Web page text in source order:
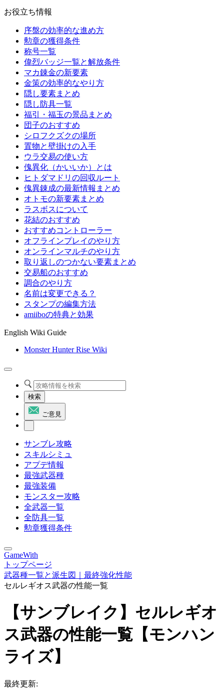
お役立ち情報
序盤の効率的な進め方
勲章の獲得条件
称号一覧
偉烈バッジ一覧と解放条件
マカ錬金の新要素
金策の効率的なやり方
隠し要素まとめ
隠し防具一覧
福引・福玉の景品まとめ
団子のおすすめ
シロフクズクの場所
置物と壁掛けの入手
ウラ交易の使い方
傀異化（かいいか）とは
ヒトダマドリの回収ルート
傀異錬成の最新情報まとめ
オトモの新要素まとめ
ラスボスについて
花結のおすすめ
おすすめコントローラー
オフラインプレイのやり方
オンラインマルチのやり方
取り返しのつかない要素まとめ
交易船のおすすめ
調合のやり方
名前は変更できる？
スタンプの編集方法
amiiboの特典と効果
English Wiki Guide
Monster Hunter Rise Wiki
検索
ご意見
サンブレ攻略
スキルシミュ
アプデ情報
最強武器種
最強装備
モンスター攻略
全武器一覧
全防具一覧
勲章獲得条件
GameWith
トップページ
武器種一覧と派生図｜最終強化性能
セルレギオス武器の性能一覧
【サンブレイク】セルレギオ
ス武器の性能一覧【モンハン
ライズ】
最終更新: